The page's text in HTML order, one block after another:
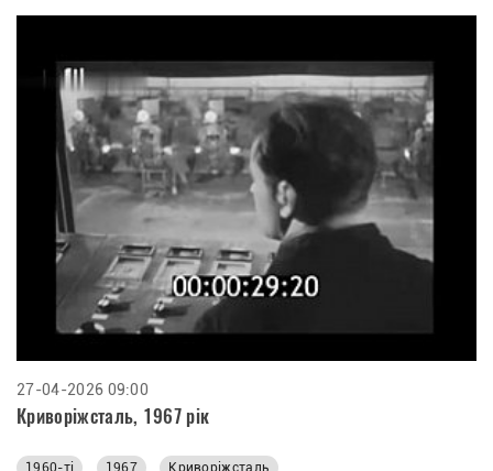
27-04-2026 09:00
Криворіжсталь, 1967 рік